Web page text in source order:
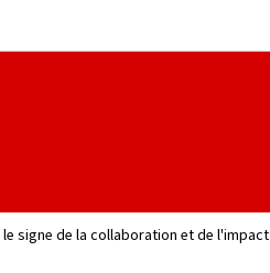
signe de la collaboration et de l'impact